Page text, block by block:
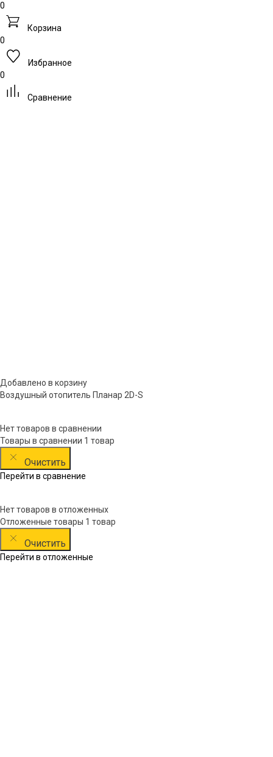
0
Корзина
0
Избранное
0
Сравнение
Добавлено в корзину
Воздушный отопитель Планар 2D-S
Нет товаров в сравнении
Товары в сравнении 1 товар
Очистить
Перейти в сравнение
Нет товаров в отложенных
Отложенные товары 1 товар
Очистить
Перейти в отложенные